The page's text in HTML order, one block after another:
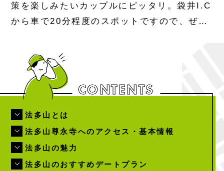
策を楽しみたいカップルにピッタリ。袋井I.C
から車で20分程度のスポットですので、ぜひ
CONTENTS
法多山とは
法多山尊永寺へのアクセス・基本情報
法多山の魅力
法多山のおすすめデートプラン